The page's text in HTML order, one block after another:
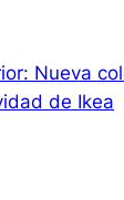
Nueva
de Ikea